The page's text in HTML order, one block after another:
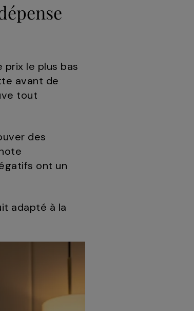
le plus bas
avant de
tout
des
ont un
adapté à la